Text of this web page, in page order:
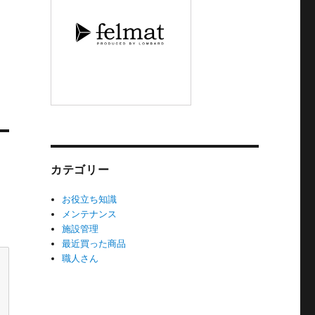
カテゴリー
お役立ち知識
メンテナンス
施設管理
最近買った商品
職人さん